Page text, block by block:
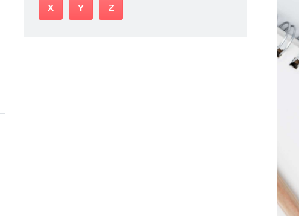
X Y Z